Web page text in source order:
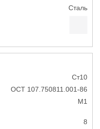
Сталь
Ст10
ОСТ 107.750811.001-86
М1
8